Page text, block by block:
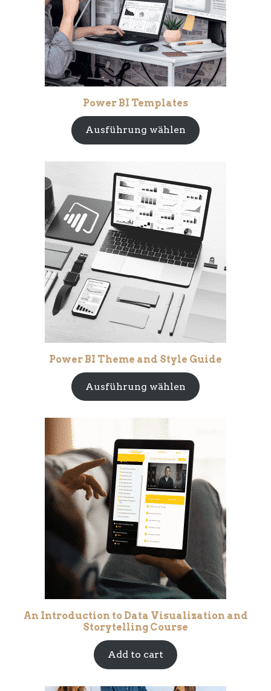
Power BI Templates
Ausführung wählen
Power BI Theme and Style Guide
Ausführung wählen
An Introduction to Data Visualization and
Storytelling Course
Add to cart